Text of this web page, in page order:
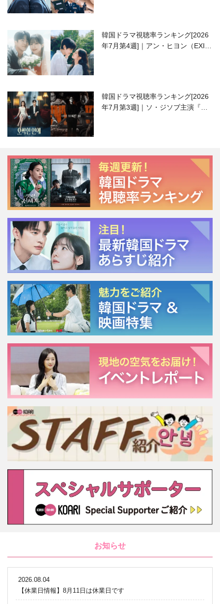
韓国ドラマ視聴率ランキング[2026
年7月第4週]｜アン・ヒヨン（EXID
韓国ドラマ視聴率ランキング[2026
年7月第3週]｜ソ・ジソブ主演『エ
お知らせ
2026.08.04
【休業日情報】8月11日は休業日です